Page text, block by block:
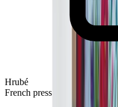
Hrubé
French press